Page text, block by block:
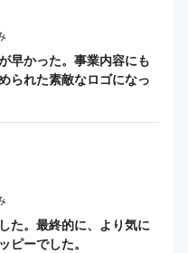
早かった。事業内容にも
られた素敵なロゴになっ
た。最終的に、より気に
ピーでした。